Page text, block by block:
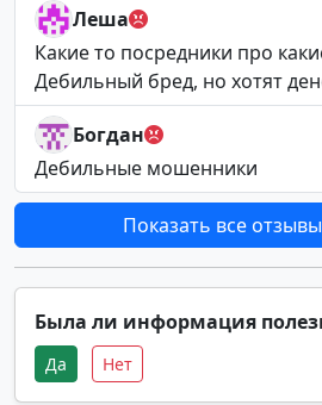
Леша
Какие то посредники про
Дебильный бред, но хотят
Богдан
Дебильные мошенники
Показать все
Была ли информация
Да Нет